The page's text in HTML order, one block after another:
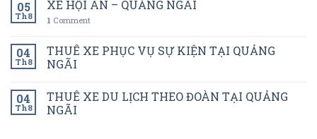
05
Th8
XE HỘI AN – QUẢNG NGÃI
1 Comment
04
Th8
THUÊ XE PHỤC VỤ SỰ KIỆN TẠI QUẢNG
NGÃI
04
Th8
THUÊ XE DU LỊCH THEO ĐOÀN TẠI QUẢNG
NGÃI